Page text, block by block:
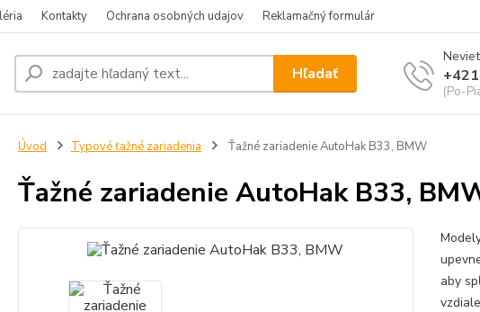
Kontakty Ochrana osobných udajov Reklamačný formulár
Hľadať
(Po-
Úvod Typové ťažné zariadenia Ťažné zariadenie AutoHak B33, BMW
Ťažné zariadenie AutoHak B33,
aby